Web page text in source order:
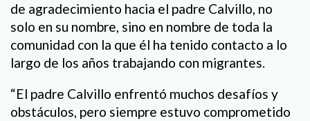
de agradecimiento hacia el padre Calvillo, no
solo en su nombre, sino en nombre de toda la
comunidad con la que él ha tenido contacto a lo
largo de los años trabajando con migrantes.
“El padre Calvillo enfrentó muchos desafíos y
obstáculos, pero siempre estuvo comprometido